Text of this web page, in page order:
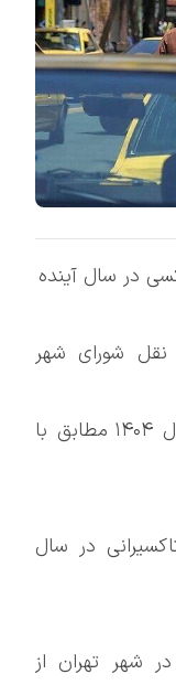
شورای شهر
🔹میزان افزایش نرخ کرایه برای سال ۱۴۰۴ مطابق با
در سال
شهر تهران از